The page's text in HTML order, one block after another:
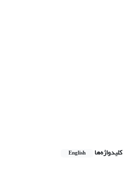
کلیدواژه‌ها English